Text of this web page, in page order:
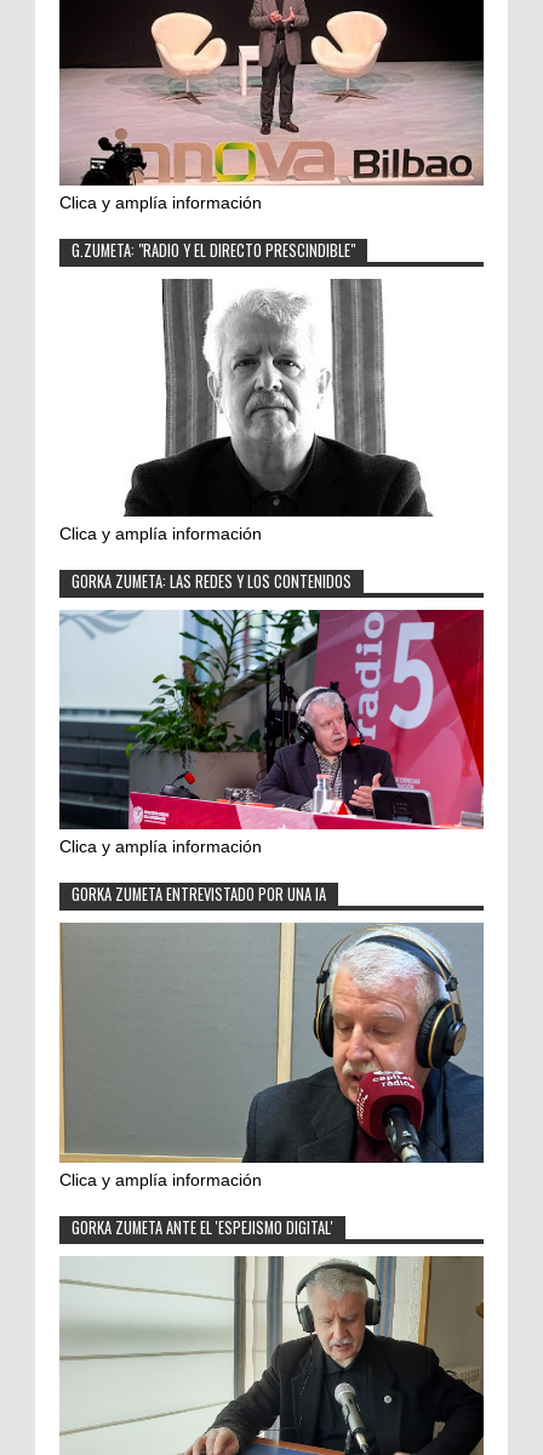
Clica y amplía información
G.ZUMETA: "RADIO Y EL DIRECTO PRESCINDIBLE"
Clica y amplía información
GORKA ZUMETA: LAS REDES Y LOS CONTENIDOS
Clica y amplía información
GORKA ZUMETA ENTREVISTADO POR UNA IA
Clica y amplía información
GORKA ZUMETA ANTE EL 'ESPEJISMO DIGITAL'